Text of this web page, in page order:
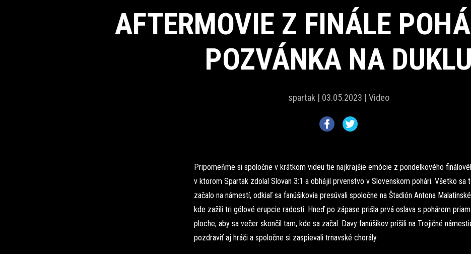
AFTERMOVIE Z FINÁLE
POZVÁNKA NA DUKLU
spartak | 03.05.2023 | Video
Pripomeňme si spoločne v krátkom videu tie najkrajšie emócie z pondelkového
v ktorom Spartak zdolal Slovan 3:1 a obhájil prvenstvo v Slovenskom pohári. Všetko sa
začalo na námestí, odkiaľ sa fanúšikovia presúvali spoločne na Štadión Antona
kde zažili tri gólové erupcie radosti. Hneď po zápase prišla prvá oslava s pohárom
ploche, aby sa večer skončil tam, kde sa začal. Davy fanúšikov prišili na Trojičné
pozdraviť aj hráči a spoločne si zaspievali trnavské chorály.